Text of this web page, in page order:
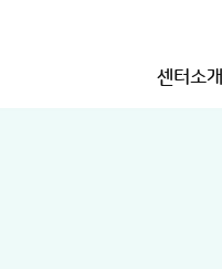
센터소개